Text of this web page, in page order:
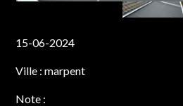
15-06-2024
Ville :marpent
Note :